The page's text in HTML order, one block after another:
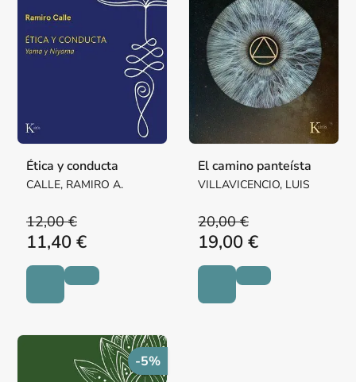
Ética y conducta
CALLE, RAMIRO A.
12,00 €
11,40 €
El camino panteísta
VILLAVICENCIO, LUIS
20,00 €
19,00 €
-5%